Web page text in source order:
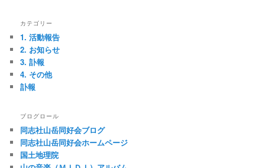
カテゴリー
1. 活動報告
2. お知らせ
3. 訃報
4. その他
訃報
ブログロール
同志社山岳同好会ブログ
同志社山岳同好会ホームページ
国土地理院